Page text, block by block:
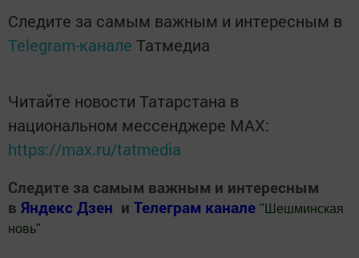
Следите за самым важным и интересным в
Telegram-канале Татмедиа
Читайте новости Татарстана в
национальном мессенджере MАХ:
https://max.ru/tatmedia
Следите за самым важным и интересным
в Яндекс Дзен и Телеграм канале " Шешминская
новь"